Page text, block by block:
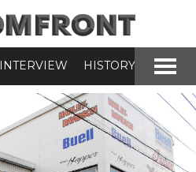
INTERVIEW HISTORY